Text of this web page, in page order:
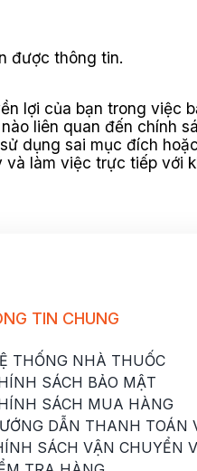
được thông tin.
lợi của bạn trong việc
liên quan đến chính
dụng sai mục đích
và làm việc trực tiếp với
TIN CHUNG
THỐNG NHÀ THUỐC
SÁCH BẢO MẬT
SÁCH MUA HÀNG
DẪN THANH TOÁN
SÁCH VẬN CHUYỂN